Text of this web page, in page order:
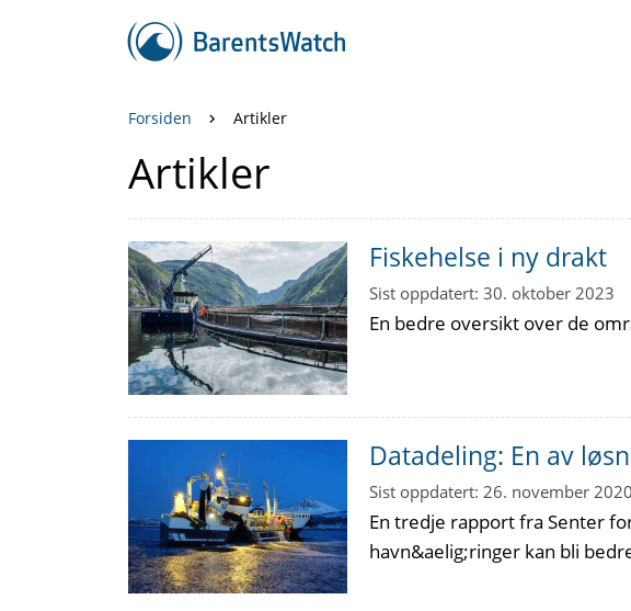
Forsiden Artikler
Artikler
Fiskehelse i ny drakt
Sist oppdatert: 30. oktober 2023
En bedre oversikt over de
Datadeling: En av
Sist oppdatert: 26. november 2020
En tredje rapport fra Senter
havn&aelig;ringer kan bli